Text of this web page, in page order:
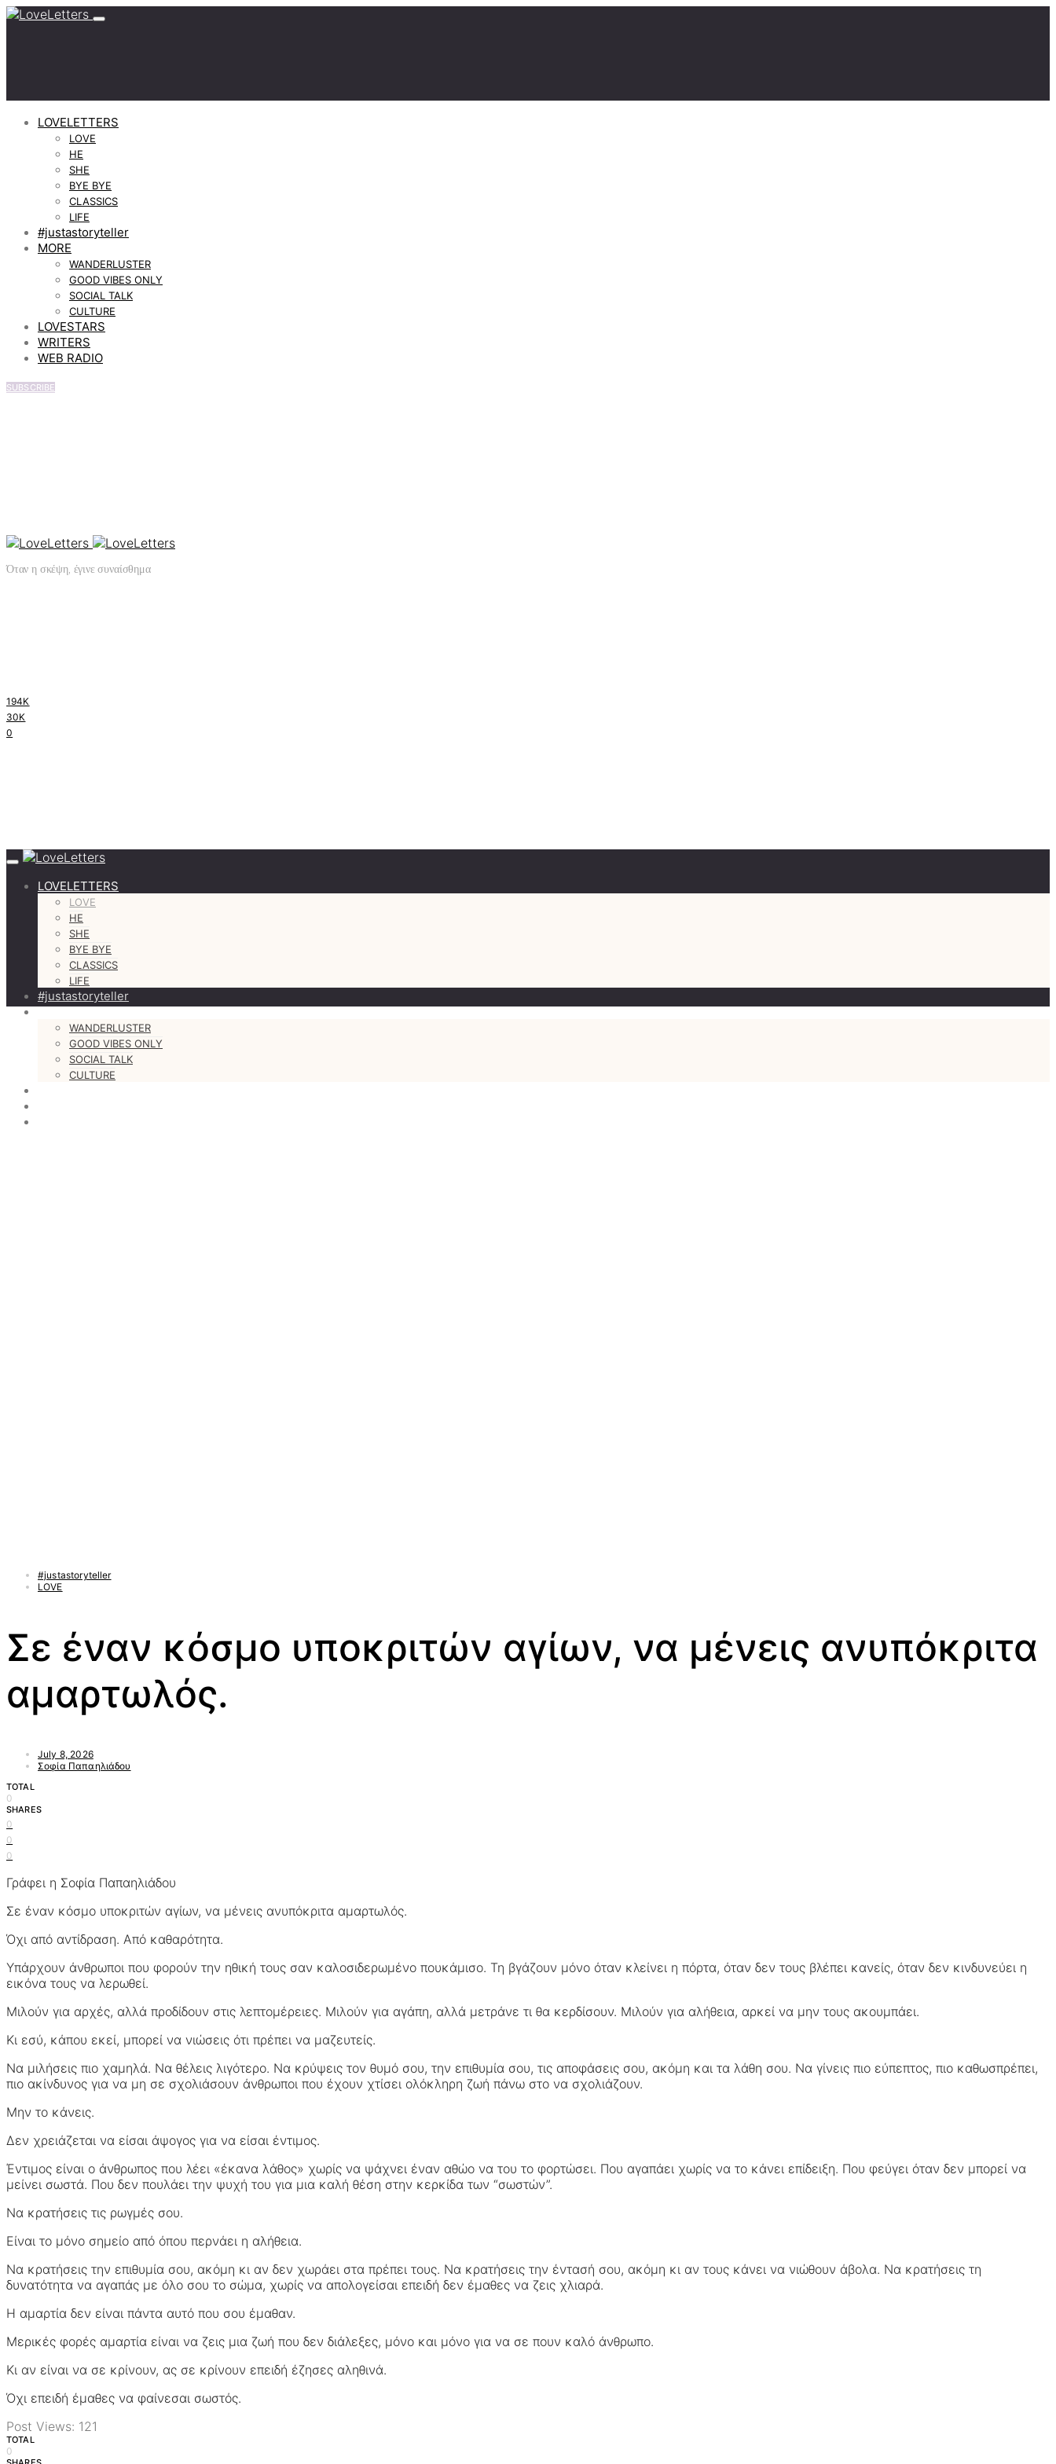
LOVELETTERS
LOVE
HE
SHE
BYE BYE
CLASSICS
LIFE
#justastoryteller
MORE
WANDERLUSTER
GOOD VIBES ONLY
SOCIAL TALK
CULTURE
LOVESTARS
WRITERS
WEB RADIO
SUBSCRIBE
Όταν η σκέψη, έγινε συναίσθημα
194K
30K
0
LOVELETTERS
LOVE
HE
SHE
BYE BYE
CLASSICS
LIFE
#justastoryteller
MORE
WANDERLUSTER
GOOD VIBES ONLY
SOCIAL TALK
CULTURE
#justastoryteller
LOVE
Σε έναν κόσμο υποκριτών αγίων, να μένεις ανυπόκριτα
αμαρτωλός.
July 8, 2026
Σοφία Παπαηλιάδου
TOTAL
0
SHARES
0
0
0
Γράφει η Σοφία Παπαηλιάδου
Σε έναν κόσμο υποκριτών αγίων, να μένεις ανυπόκριτα αμαρτωλός.
Όχι από αντίδραση. Από καθαρότητα.
Υπάρχουν άνθρωποι που φορούν την ηθική τους σαν καλοσιδερωμένο πουκάμισο. Τη βγάζουν μόνο όταν κλείνει η πόρτα, όταν δεν τους βλέπει κανείς, όταν δεν κινδυνεύει η
εικόνα τους να λερωθεί.
Μιλούν για αρχές, αλλά προδίδουν στις λεπτομέρειες. Μιλούν για αγάπη, αλλά μετράνε τι θα κερδίσουν. Μιλούν για αλήθεια, αρκεί να μην τους ακουμπάει.
Κι εσύ, κάπου εκεί, μπορεί να νιώσεις ότι πρέπει να μαζευτείς.
Να μιλήσεις πιο χαμηλά. Να θέλεις λιγότερο. Να κρύψεις τον θυμό σου, την επιθυμία σου, τις αποφάσεις σου, ακόμη και τα λάθη σου. Να γίνεις πιο εύπεπτος, πιο καθωσπρέπει,
πιο ακίνδυνος για να μη σε σχολιάσουν άνθρωποι που έχουν χτίσει ολόκληρη ζωή πάνω στο να σχολιάζουν.
Μην το κάνεις.
Δεν χρειάζεται να είσαι άψογος για να είσαι έντιμος.
Έντιμος είναι ο άνθρωπος που λέει «έκανα λάθος» χωρίς να ψάχνει έναν αθώο να του το φορτώσει. Που αγαπάει χωρίς να το κάνει επίδειξη. Που φεύγει όταν δεν μπορεί να
μείνει σωστά. Που δεν πουλάει την ψυχή του για μια καλή θέση στην κερκίδα των “σωστών”.
Να κρατήσεις τις ρωγμές σου.
Είναι το μόνο σημείο από όπου περνάει η αλήθεια.
Να κρατήσεις την επιθυμία σου, ακόμη κι αν δεν χωράει στα πρέπει τους. Να κρατήσεις την έντασή σου, ακόμη κι αν τους κάνει να νιώθουν άβολα. Να κρατήσεις τη
δυνατότητα να αγαπάς με όλο σου το σώμα, χωρίς να απολογείσαι επειδή δεν έμαθες να ζεις χλιαρά.
Η αμαρτία δεν είναι πάντα αυτό που σου έμαθαν.
Μερικές φορές αμαρτία είναι να ζεις μια ζωή που δεν διάλεξες, μόνο και μόνο για να σε πουν καλό άνθρωπο.
Κι αν είναι να σε κρίνουν, ας σε κρίνουν επειδή έζησες αληθινά.
Όχι επειδή έμαθες να φαίνεσαι σωστός.
Post Views: 121
TOTAL
0